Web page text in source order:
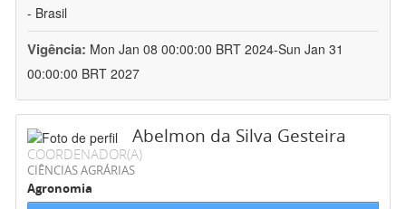
- Brasil
Vigência: Mon Jan 08 00:00:00 BRT 2024-Sun Jan 31
00:00:00 BRT 2027
Abelmon da Silva Gesteira
COORDENADOR(A)
CIÊNCIAS AGRÁRIAS
Agronomia